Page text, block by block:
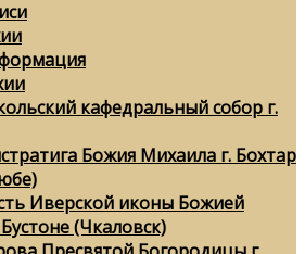
кафедральный собор г.
Божия Михаила г. Бохтар
Иверской иконы Божией
(Чкаловск)